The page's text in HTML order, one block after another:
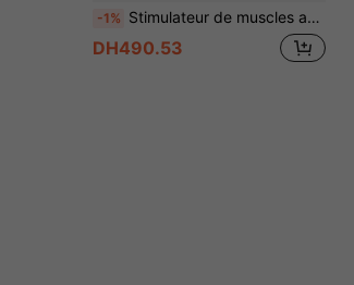
-1% Stimulateur de muscles abdominaux, Entraîneur de muscles abdominaux, Ceinture de modelage abdominal, Équipement de fitness pour la maison/le bureau, Unisexe, Bleu
DH490.53